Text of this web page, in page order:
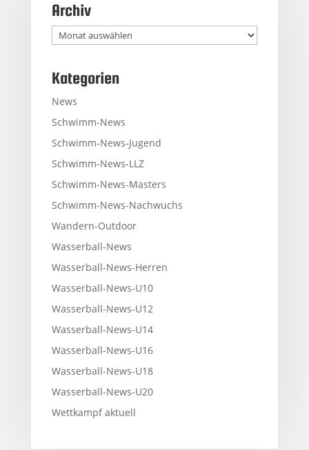
Archiv
Archiv
Kategorien
News
Schwimm-News
Schwimm-News-Jugend
Schwimm-News-LLZ
Schwimm-News-Masters
Schwimm-News-Nachwuchs
Wandern-Outdoor
Wasserball-News
Wasserball-News-Herren
Wasserball-News-U10
Wasserball-News-U12
Wasserball-News-U14
Wasserball-News-U16
Wasserball-News-U18
Wasserball-News-U20
Wettkampf aktuell